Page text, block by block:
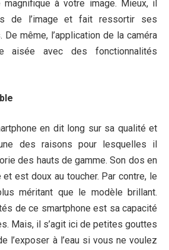
à votre image. Mieux, il
de l’image et fait ressortir ses
même, l’application de la caméra
aisée avec des fonctionnalités
en dit long sur sa qualité et
des raisons pour lesquelles il
des hauts de gamme. Son dos en
est doux au toucher. Par contre, le
méritant que le modèle brillant.
de ce smartphone est sa capacité
Mais, il s’agit ici de petites gouttes
l’exposer à l’eau si vous ne voulez